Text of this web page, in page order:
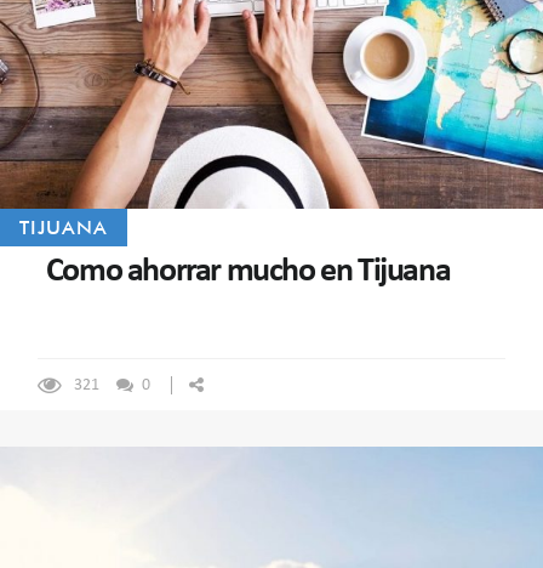
TIJUANA
Como ahorrar mucho en Tijuana
321 0